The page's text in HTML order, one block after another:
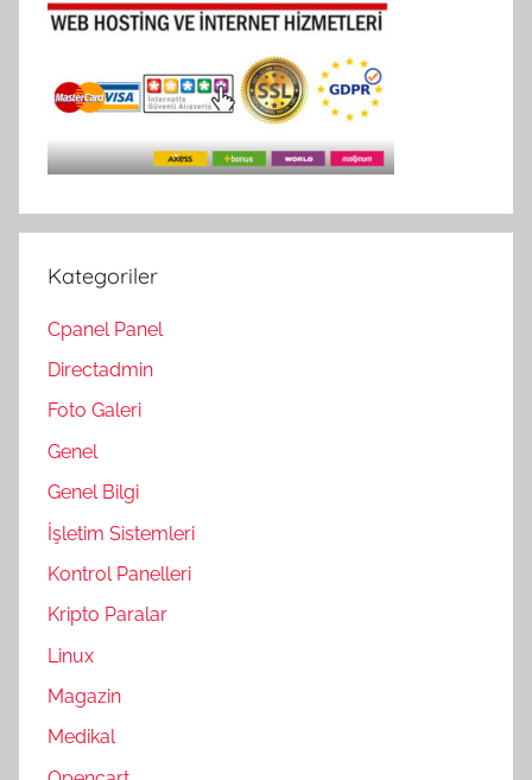
Kategoriler
Cpanel Panel
Directadmin
Foto Galeri
Genel
Genel Bilgi
İşletim Sistemleri
Kontrol Panelleri
Kripto Paralar
Linux
Magazin
Medikal